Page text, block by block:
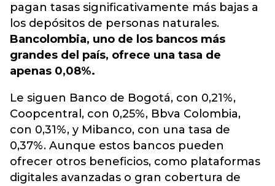
pagan tasas significativamente más bajas a
los depósitos de personas naturales.
Bancolombia, uno de los bancos más
grandes del país, ofrece una tasa de
apenas 0,08%.
Le siguen Banco de Bogotá, con 0,21%,
Coopcentral, con 0,25%, Bbva Colombia,
con 0,31%, y Mibanco, con una tasa de
0,37%. Aunque estos bancos pueden
ofrecer otros beneficios, como plataformas
digitales avanzadas o gran cobertura de